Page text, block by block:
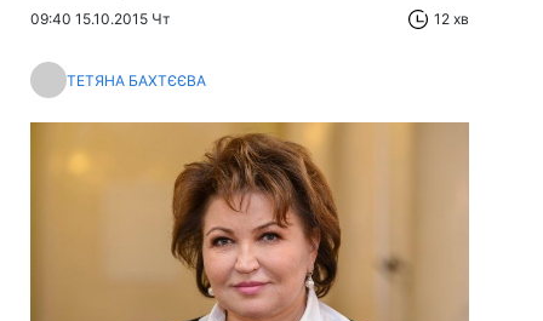
09:40 15.10.2015 Чт 12 хв
ТЕТЯНА БАХТЄЄВА